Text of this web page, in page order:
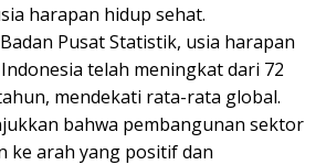
harapan hidup sehat.
Pusat Statistik, usia harapan
telah meningkat dari 72
mendekati rata-rata global.
bahwa pembangunan sektor
ke arah yang positif dan